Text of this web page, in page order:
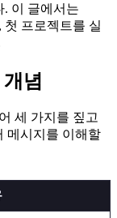
. 이 글에서는
첫 프로젝트를 실
념
세 가지를 짚고
메시지를 이해할